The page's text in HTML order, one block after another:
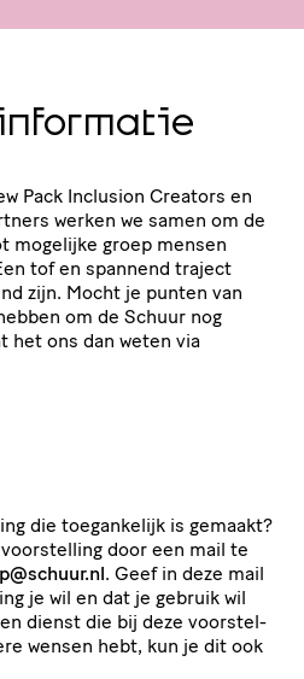
Pack Inclusion Creators en
werken we samen om de
mogelijke groep mensen
tof en spannend traject
zijn. Mocht je punten van
om de Schuur nog
het ons dan weten via
die toegan­ke­lijk is gemaakt?
door een mail te
. Geef in deze mail
je wil en dat je gebruik wil
dienst die bij deze voor­stel­
wensen hebt, kun je dit ook